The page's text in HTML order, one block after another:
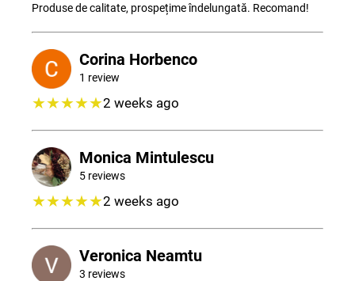
Produse de calitate, prospețime îndelungată. Recomand!
Corina Horbenco
1 review
★★★★★2 weeks ago
Monica Mintulescu
5 reviews
★★★★★2 weeks ago
Veronica Neamtu
3 reviews